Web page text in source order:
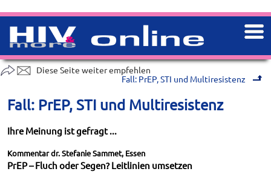
Fall: PrEP, STI und Multiresistenz
Fall: PrEP, STI und Multiresistenz
Ihre Meinung ist gefragt ...
Kommentar dr. Stefanie Sammet, Essen
PrEP – Fluch oder Segen? Leitlinien umsetzen
Diese Seite weiter empfehlen